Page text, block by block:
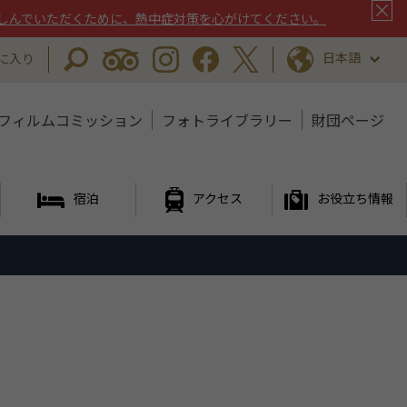
でいただくために、熱中症対策を心がけてください。
入り 日本語
ィルムコミッション フォトライブラリー 財団ページ
宿泊 アクセス お役立ち情報